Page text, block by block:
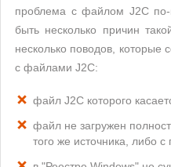
проблема с файлом J2C
быть несколько причин
несколько поводов, которые
с файлами J2C:
файл J2C которого
файл не загружен
того же источника, либо